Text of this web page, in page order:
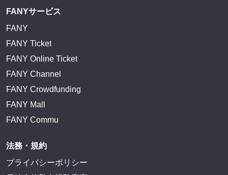
FANYサービス
FANY
FANY Ticket
FANY Online Ticket
FANY Channel
FANY Crowdfunding
FANY Mall
FANY Commu
法務・規約
プライバシーポリシー